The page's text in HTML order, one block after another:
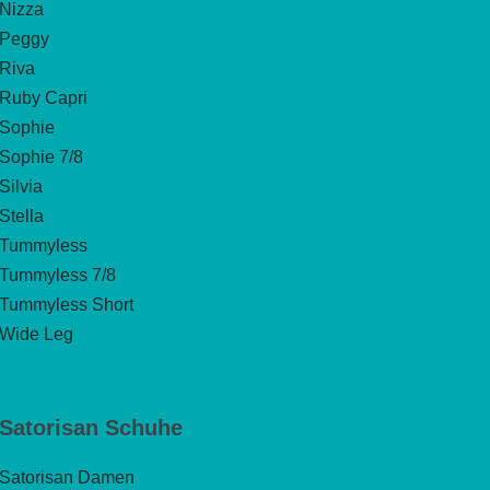
Nizza
Peggy
Riva
Ruby Capri
Sophie
Sophie 7/8
Silvia
Stella
Tummyless
Tummyless 7/8
Tummyless Short
Wide Leg
Satorisan Schuhe
Satorisan Damen